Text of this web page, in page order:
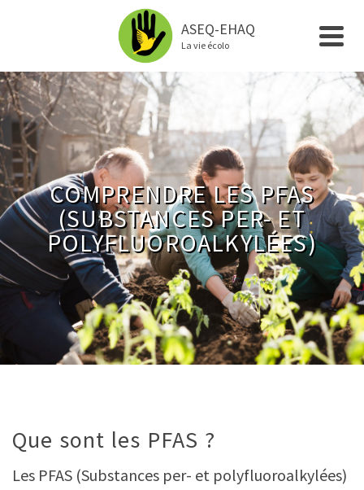
ASEQ-EHAQ
La vie écolo
COMPRENDRE LES PFAS
(SUBSTANCES PER- ET
POLYFLUOROALKYLÉES)
Que sont les PFAS ?
Les PFAS (Substances per- et polyfluoroalkylées)